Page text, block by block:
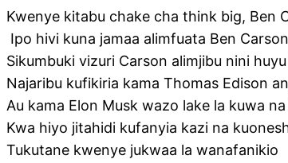
Kwenye kitabu chake cha think big, Ben
Ipo hivi kuna jamaa alimfuata Ben
Sikumbuki vizuri Carson alimjibu nini
Najaribu kufikiria kama Thomas Edison
Au kama Elon Musk wazo lake la kuwa
Kwa hiyo jitahidi kufanyia kazi na
Tukutane kwenye jukwaa la wanafanikio